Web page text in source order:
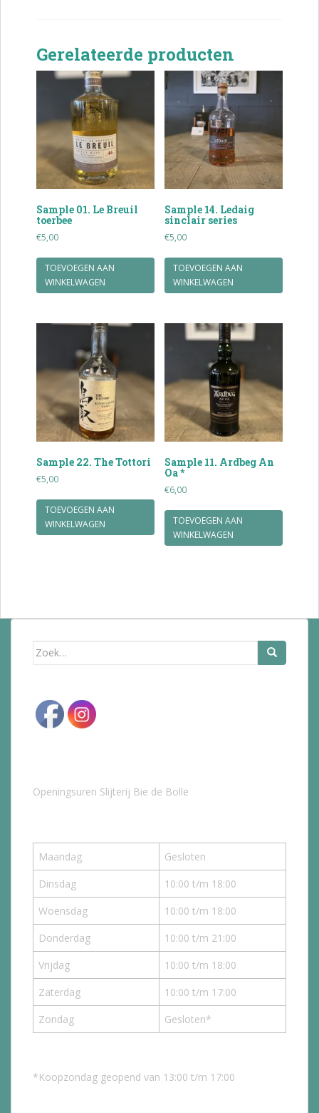
Gerelateerde producten
Sample 01. Le Breuil
toerbee
€5,00
TOEVOEGEN AAN
WINKELWAGEN
Sample 14. Ledaig
sinclair series
€5,00
TOEVOEGEN AAN
WINKELWAGEN
Sample 22. The Tottori
€5,00
TOEVOEGEN AAN
WINKELWAGEN
Sample 11. Ardbeg An
Oa *
€6,00
TOEVOEGEN AAN
WINKELWAGEN
Zoek
Openingsuren Slijterij Bie de Bolle
Maandag
Gesloten
Dinsdag
10:00 t/m 18:00
Woensdag
10:00 t/m 18:00
Donderdag
10:00 t/m 21:00
Vrijdag
10:00 t/m 18:00
Zaterdag
10:00 t/m 17:00
Zondag
Gesloten*
*Koopzondag geopend van 13:00 t/m 17:00